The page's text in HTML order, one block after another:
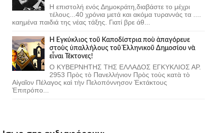
Η επιστολή ενός Δημοκράτη,διαβάστε το μέχρι
τέλους...40 χρόνια μετά και ακόμα τυραννάς τα ....
καημένα παιδιά της νέας τάξης. Γιατί βρε άθ...
Ἡ Ἐγκύκλιος τοῦ Καποδίστρια ποὺ ἀπαγόρευε
στοὺς ὑπαλλήλους τοῦ Ἑλληνικοῦ Δημοσίου νὰ
εἶναι Τέκτονες!
Ο ΚΥΒΕΡΝΗΤΗΣ ΤΗΣ ΕΛΛΑΔΟΣ ΕΓΚΥΚΛΙΟΣ ΑΡ.
2953 Πρὸς τὸ Πανελλήνιον Πρὸς τοὺς κατὰ τὸ
Αἰγαῖον Πέλαγος καὶ τὴν Πελοπόννησον Ἐκτάκτους
Ἐπιτρόπο...